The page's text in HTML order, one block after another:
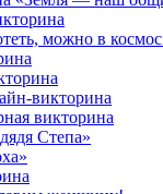
можно в
викторина
викторина
Степа»